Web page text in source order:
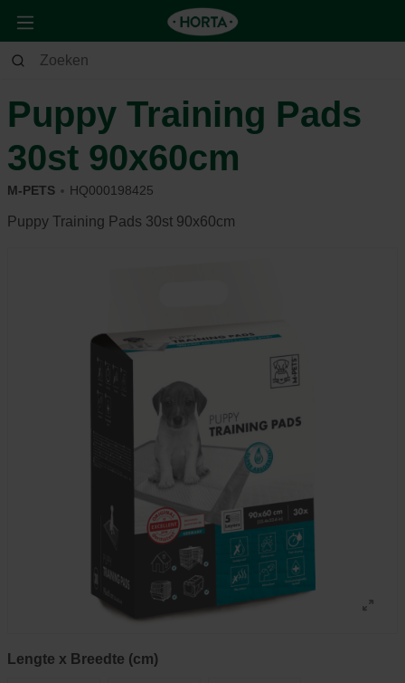
Dier Hond
Puppy Training Pads
30st 90x60cm
M-PETS HQ000198425
Puppy Training Pads 30st 90x60cm
Lengte x Breedte (cm)